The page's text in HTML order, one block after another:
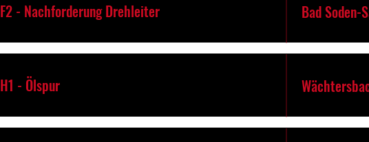
F2 - Nachforderung Drehleiter Bad
H1 - Ölspur